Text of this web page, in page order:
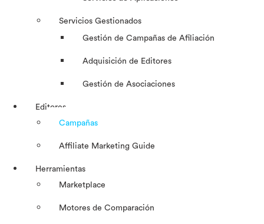
Servicios Gestionados
Gestión de Campañas de Afiliación
Adquisición de Editores
Gestión de Asociaciones
Editores
Campañas
Affiliate Marketing Guide
Herramientas
Marketplace
Motores de Comparación